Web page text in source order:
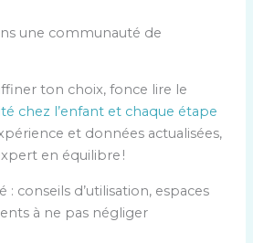
une communauté de
ton choix, fonce lire le
chez l’enfant et chaque étape
et données actualisées,
en équilibre !
: conseils d’utilisation, espaces
à ne pas négliger